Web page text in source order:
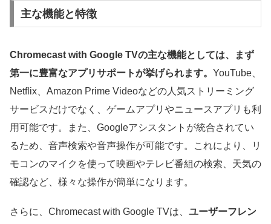
主な機能と特徴
Chromecast with Google TVの主な機能としては、まず
第一に豊富なアプリサポートが挙げられます。 YouTube、
Netflix、Amazon Prime Videoなどの人気ストリーミング
サービスだけでなく、ゲームアプリやニュースアプリも利
用可能です。また、Googleアシスタントが統合されてい
るため、音声検索や音声操作が可能です。これにより、リ
モコンのマイクを使って映画やテレビ番組の検索、天気の
確認など、様々な操作が簡単になります。
さらに、Chromecast with Google TVは、 ユーザーフレン